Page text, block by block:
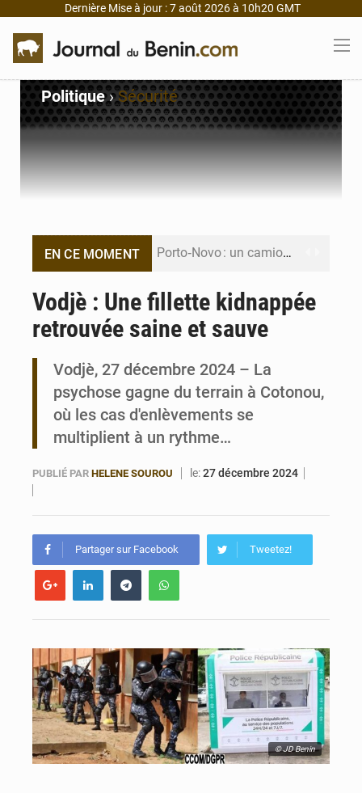
Dernière Mise à jour : 7 août 2026 à 10h20 GMT
Politique›Sécurité
EN CE MOMENT Porto‑Novo : un camion de produits pétroliers embrase Avakpa
Bénin : Le CEG La Verdure de Ouèdo fait sa mue pour la rentrée
Vodjè : Une fillette kidnappée
retrouvée saine et sauve
Vodjè, 27 décembre 2024 – La
psychose gagne du terrain à Cotonou,
où les cas d'enlèvements se
multiplient à un rythme…
PUBLIÉ PAR HELENE SOUROU le:27 décembre 2024
Partager sur Facebook Tweetez!
© JD Benin